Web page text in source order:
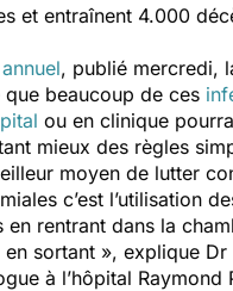
et entraînent 4.000
, publié mercredi,
beaucoup de ces
ou en clinique
mieux des règles
moyen de lutter
c’est l’utilisation
rentrant dans la
sortant », explique Dr
à l’hôpital Raymond